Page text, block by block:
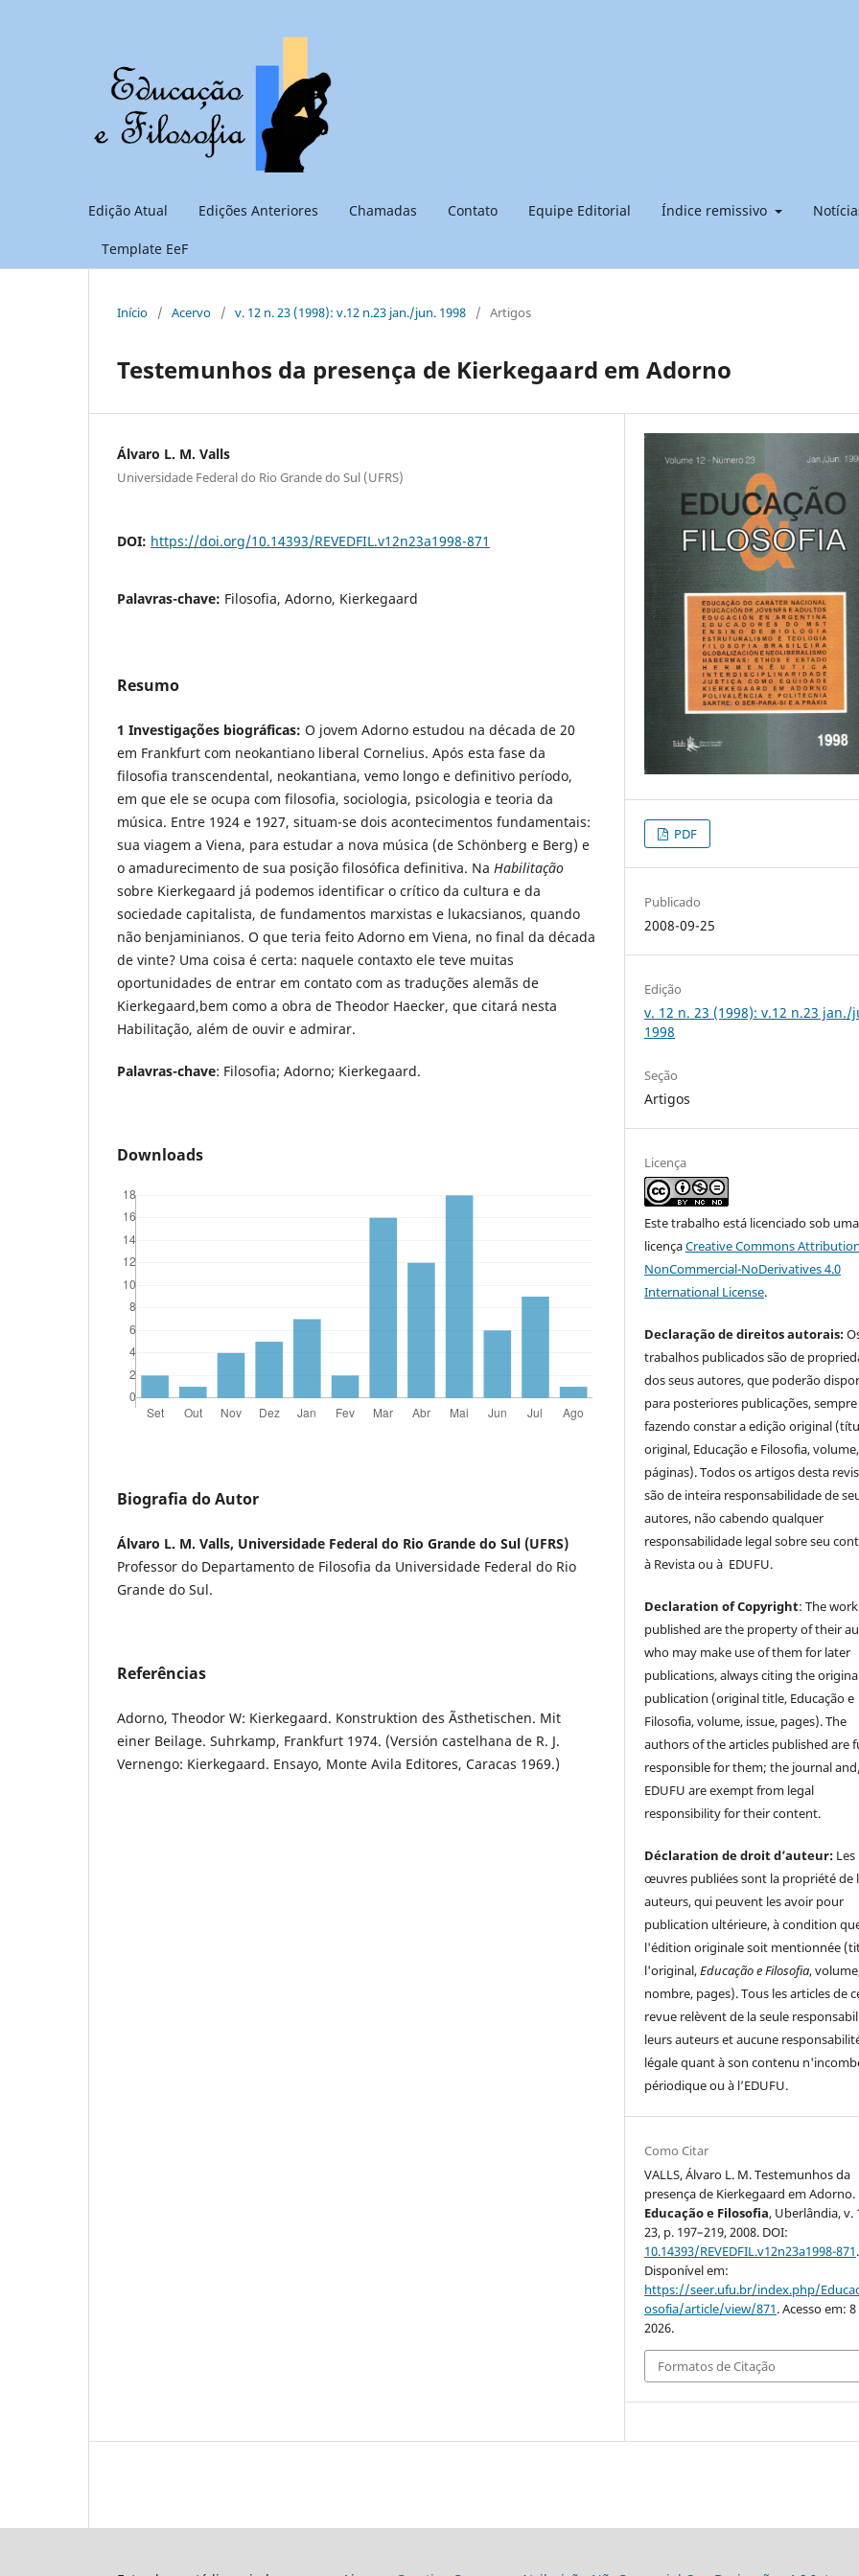
Edição Atual Edições Anteriores Chamadas Contato Equipe Editorial Índice remissivo
Template EeF
Início / Acervo / v. 12 n. 23 (1998): v.12 n.23 jan./jun. 1998 / Artigos
Testemunhos da presença de Kierkegaard em Adorno
Álvaro L. M. Valls
Universidade Federal do Rio Grande do Sul (UFRS)
DOI: https://doi.org/10.14393/REVEDFIL.v12n23a1998-871
Palavras-chave: Filosofia, Adorno, Kierkegaard
Resumo
1 Investigações biográficas: O jovem Adorno estudou na década de 20
em Frankfurt com neokantiano liberal Cornelius. Após esta fase da
filosofia transcendental, neokantiana, vemo longo e definitivo período,
em que ele se ocupa com filosofia, sociologia, psicologia e teoria da
música. Entre 1924 e 1927, situam-se dois acontecimentos fundamentais:
sua viagem a Viena, para estudar a nova música (de Schönberg e Berg) e
o amadurecimento de sua posição filosófica definitiva. Na Habilitação
sobre Kierkegaard já podemos identificar o crítico da cultura e da
sociedade capitalista, de fundamentos marxistas e lukacsianos, quando
não benjaminianos. O que teria feito Adorno em Viena, no final da década
de vinte? Uma coisa é certa: naquele contaxto ele teve muitas
oportunidades de entrar em contato com as traduções alemãs de
Kierkegaard,bem como a obra de Theodor Haecker, que citará nesta
Habilitação, além de ouvir e admirar.
Palavras-chave: Filosofia; Adorno; Kierkegaard.
Downloads
Biografia do Autor
Álvaro L. M. Valls, Universidade Federal do Rio Grande do Sul (UFRS)
Professor do Departamento de Filosofia da Universidade Federal do Rio
Grande do Sul.
Referências
Adorno, Theodor W: Kierkegaard. Konstruktion des Ãsthetischen. Mit
einer Beilage. Suhrkamp, Frankfurt 1974. (Versión castelhana de R. J.
Vernengo: Kierkegaard. Ensayo, Monte Avila Editores, Caracas 1969.)
PDF
Publicado
2008-09-25
Edição
v. 12 n. 23 (1998): v.12 n.23 jan./
1998
Seção
Artigos
Licença
Este trabalho está licenciado sob uma
licençaCreative Commons
NonCommercial-NoDerivatives 4.0
International License.
Declaração de direitos autorais:
trabalhos publicados são de
dos seus autores, que poderão
para posteriores publicações, sempre
fazendo constar a edição original
original, Educação e Filosofia,
páginas). Todos os artigos desta
são de inteira responsabilidade de
autores, não cabendo qualquer
responsabilidade legal sobre seu
à Revista ou à EDUFU.
Declaration of Copyright: The
published are the property of their
who may make use of them for later
publications, always citing the
publication (original title, Educação e
Filosofia, volume, issue, pages). The
authors of the articles published are
responsible for them; the journal
EDUFU are exempt from legal
responsibility for their content.
Déclaration de droit d’auteur: Les
œuvres publiées sont la propriété de
auteurs, qui peuvent les avoir pour
publication ultérieure, à condition
l'édition originale soit mentionnée
l'original,Educação e Filosofia,
nombre, pages). Tous les articles de
revue relèvent de la seule
leurs auteurs et aucune
légale quant à son contenu
périodique ou à l’EDUFU.
Como Citar
VALLS, Álvaro L. M. Testemunhos da
presença de Kierkegaard em Adorno.
Educação e Filosofia, Uberlândia, v.
23, p. 197–219, 2008. DOI:
10.14393/REVEDFIL.v12n23a1998-871.
Disponível em:
https://seer.ufu.br/index.php/
osofia/article/view/871. Acesso em:
2026.
Formatos de Citação